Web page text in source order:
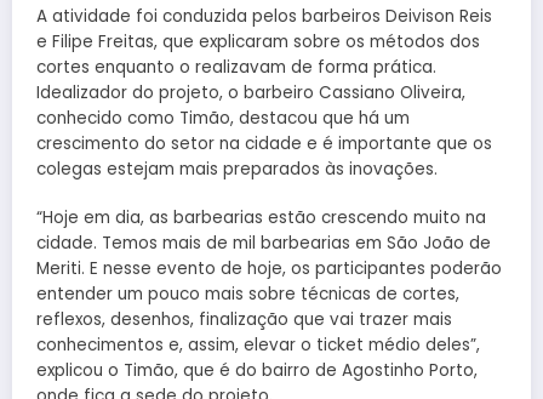
A atividade foi conduzida pelos barbeiros Deivison Reis
e Filipe Freitas, que explicaram sobre os métodos dos
cortes enquanto o realizavam de forma prática.
Idealizador do projeto, o barbeiro Cassiano Oliveira,
conhecido como Timão, destacou que há um
crescimento do setor na cidade e é importante que os
colegas estejam mais preparados às inovações.
“Hoje em dia, as barbearias estão crescendo muito na
cidade. Temos mais de mil barbearias em São João de
Meriti. E nesse evento de hoje, os participantes poderão
entender um pouco mais sobre técnicas de cortes,
reflexos, desenhos, finalização que vai trazer mais
conhecimentos e, assim, elevar o ticket médio deles”,
explicou o Timão, que é do bairro de Agostinho Porto,